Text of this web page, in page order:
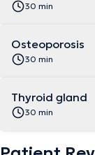
30 min
Osteoporosis
30 min
Thyroid gland
30 min